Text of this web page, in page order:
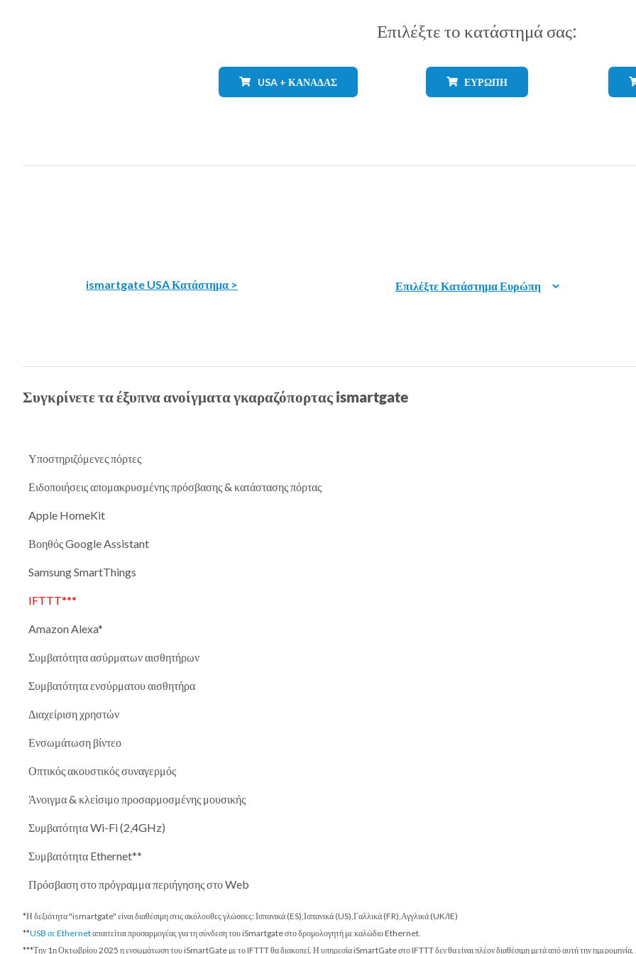
Επιλέξτε το κατάστημά σας:
USA + ΚΑΝΑΔΆΣ ΕΥΡΏΠΗ
ismartgate USA Κατάστημα >
Συγκρίνετε τα έξυπνα ανοίγματα γκαραζόπορτας ismartgate
Υποστηριζόμενες πόρτες
Ειδοποιήσεις απομακρυσμένης πρόσβασης & κατάστασης πόρτας
Apple HomeKit
Βοηθός Google Assistant
Samsung SmartThings
IFTTT***
Amazon Alexa*
Συμβατότητα ασύρματων αισθητήρων
Συμβατότητα ενσύρματου αισθητήρα
Διαχείριση χρηστών
Ενσωμάτωση βίντεο
Οπτικός ακουστικός συναγερμός
Άνοιγμα & κλείσιμο προσαρμοσμένης μουσικής
Συμβατότητα Wi-Fi (2,4GHz)
Συμβατότητα Ethernet**
Πρόσβαση στο πρόγραμμα περιήγησης στο Web
*Η δεξιότητα "ismartgate" είναι διαθέσιμη στις ακόλουθες γλώσσες: Ισπανικά (ES),Ισπανικά (US),Γαλλικά (FR),Αγγλικά (UK/IE)
**USB σε Ethernetαπαιτείται προσαρμογέας για τη σύνδεση του iSmartgate στο δρομολογητή με καλώδιο Ethernet.
***Την 1η Οκτωβρίου 2025 η ενσωμάτωση του iSmartGate με το IFTTT θα διακοπεί. Η υπηρεσία iSmartGate στο IFTTT δεν θα είναι πλέον διαθέσιμη μετά από αυτή την ημερομηνία.